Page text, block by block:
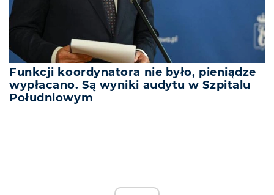
Funkcji koordynatora nie było, pieniądze
wypłacano. Są wyniki audytu w Szpitalu
Południowym